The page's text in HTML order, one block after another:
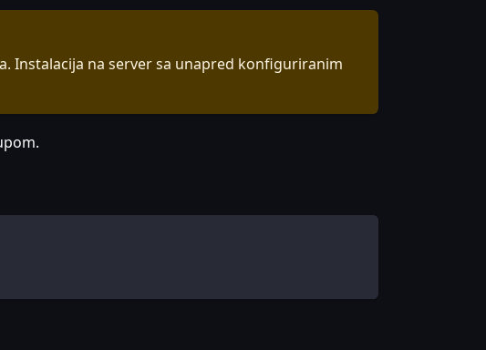
Instalacija na server sa unapred konfiguriranim